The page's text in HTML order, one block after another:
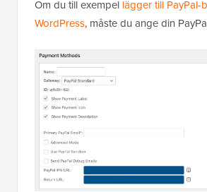
Om du till exempel lägger till PayPal-
WordPress, måste du ange din